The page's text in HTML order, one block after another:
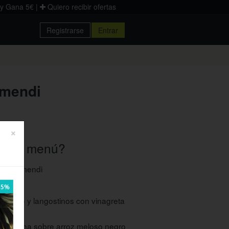
Gana 5€ | Quiero recibir ofertas
Registrarse Entrar
Zaragoza
el menú?
Aramendi
y langostinos con vinagreta
plancha sobre arroz meloso negro
×